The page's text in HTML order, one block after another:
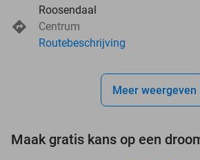
Roosendaal
Centrum
Routebeschrijving
Meer weergeven